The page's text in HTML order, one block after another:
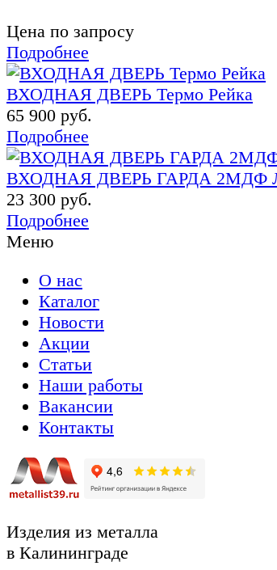
Цена по запросу
Подробнее
ВХОДНАЯ ДВЕРЬ Термо Рейка
65 900 руб.
Подробнее
ВХОДНАЯ ДВЕРЬ ГАРДА 2МДФ
23 300 руб.
Подробнее
Меню
О нас
Каталог
Новости
Акции
Статьи
Наши работы
Вакансии
Контакты
Изделия из металла
в Калининграде